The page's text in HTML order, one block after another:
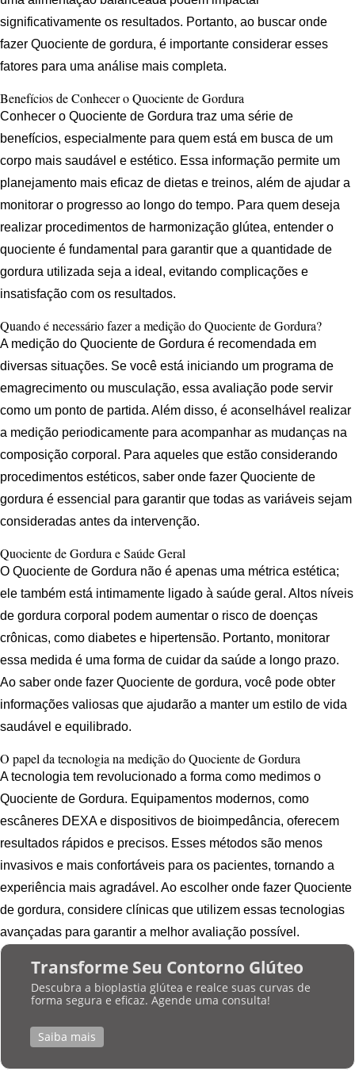
significativamente os resultados. Portanto, ao buscar onde
fazer Quociente de gordura, é importante considerar esses
fatores para uma análise mais completa.
Benefícios de Conhecer o Quociente de Gordura
Conhecer o Quociente de Gordura traz uma série de
benefícios, especialmente para quem está em busca de um
corpo mais saudável e estético. Essa informação permite um
planejamento mais eficaz de dietas e treinos, além de ajudar a
monitorar o progresso ao longo do tempo. Para quem deseja
realizar procedimentos de harmonização glútea, entender o
quociente é fundamental para garantir que a quantidade de
gordura utilizada seja a ideal, evitando complicações e
insatisfação com os resultados.
Quando é necessário fazer a medição do Quociente de Gordura?
A medição do Quociente de Gordura é recomendada em
diversas situações. Se você está iniciando um programa de
emagrecimento ou musculação, essa avaliação pode servir
como um ponto de partida. Além disso, é aconselhável realizar
a medição periodicamente para acompanhar as mudanças na
composição corporal. Para aqueles que estão considerando
procedimentos estéticos, saber onde fazer Quociente de
gordura é essencial para garantir que todas as variáveis sejam
consideradas antes da intervenção.
Quociente de Gordura e Saúde Geral
O Quociente de Gordura não é apenas uma métrica estética;
ele também está intimamente ligado à saúde geral. Altos níveis
de gordura corporal podem aumentar o risco de doenças
crônicas, como diabetes e hipertensão. Portanto, monitorar
essa medida é uma forma de cuidar da saúde a longo prazo.
Ao saber onde fazer Quociente de gordura, você pode obter
informações valiosas que ajudarão a manter um estilo de vida
saudável e equilibrado.
O papel da tecnologia na medição do Quociente de Gordura
A tecnologia tem revolucionado a forma como medimos o
Quociente de Gordura. Equipamentos modernos, como
escâneres DEXA e dispositivos de bioimpedância, oferecem
resultados rápidos e precisos. Esses métodos são menos
invasivos e mais confortáveis para os pacientes, tornando a
experiência mais agradável. Ao escolher onde fazer Quociente
de gordura, considere clínicas que utilizem essas tecnologias
avançadas para garantir a melhor avaliação possível.
Transforme Seu Contorno Glúteo
Descubra a bioplastia glútea e realce suas curvas de
forma segura e eficaz. Agende uma consulta!
Saiba mais